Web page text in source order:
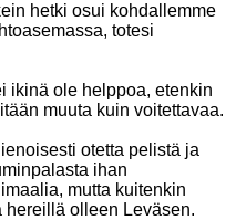
hetki osui kohdallemme
totesi
ikinä ole helppoa, etenkin
muuta kuin voitettavaa.
otetta pelistä ja
ihan
mutta kuitenkin
hereillä olleen Leväsen.